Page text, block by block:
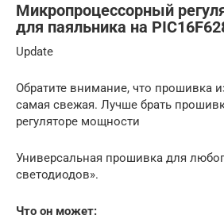
Микропроцессорный
для паяльника на
Update
Обратите внимание, что прошивка
самая свежая. Лучше брать
регуляторе мощности
Универсальная прошивка для
светодиодов».
Что он может: